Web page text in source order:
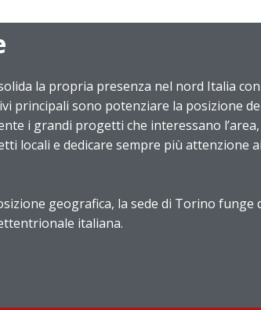
la propria presenza nel nord Italia
principali sono potenziare la posizione
i grandi progetti che interessano
locali e dedicare sempre più attenzione
geografica, la sede di Torino
italiana.